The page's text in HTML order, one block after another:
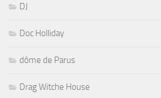
DJ
Doc Holliday
dôme de Parus
Drag Witche House